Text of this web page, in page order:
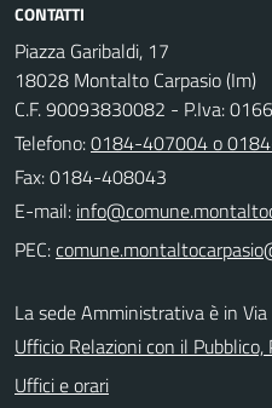
CONTATTI
Piazza Garibaldi, 17
18028 Montalto Carpasio (Im)
C.F. 90093830082 - P.Iva:
Telefono:0184-407004 o
Fax: 0184-408043
E-mail:
PEC:
La sede Amministrativa è in
Ufficio Relazioni con il
Uffici e orari